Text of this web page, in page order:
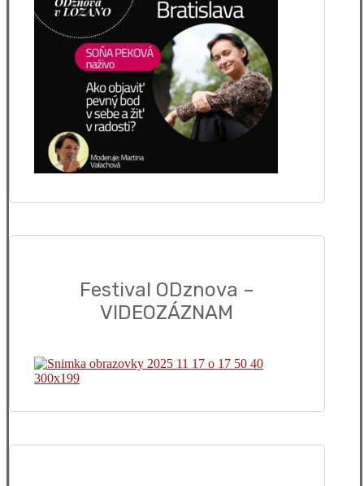
Festival ODznova –
VIDEOZÁZNAM